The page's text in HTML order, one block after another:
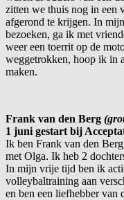
zitten we thuis nog in een
afgerond te krijgen. In
bezoeken, ga ik met
weer een toerrit op de
weggetrokken, hoop ik in
maken.
Frank van den Berg
1 juni gestart bij
Ik ben Frank van den
met Olga. Ik heb 2
In mijn vrije tijd ben ik
volleybaltraining aan
en ben een liefhebber van